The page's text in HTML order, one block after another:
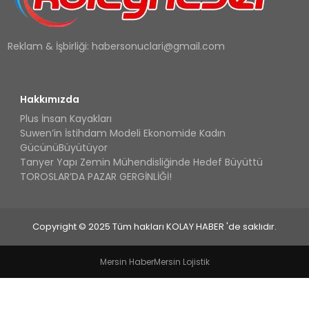
Reklam & İşbirliği: habersonuclari@gmail.com
Hakkımızda
Plus İnsan Kayakları
Suwen’in İstihdam Modeli Ekonomide Kadın
GücünüBüyütüyor
Tanyer Yapı Zemin Mühendisliğinde Hedef Büyüttü
TOROSLAR’DA PAZAR GERGİNLİĞİ!
Copyright © 2025 Tüm hakları KOLAY HABER 'de saklıdır.
Mersin HaberMersin Lojistik